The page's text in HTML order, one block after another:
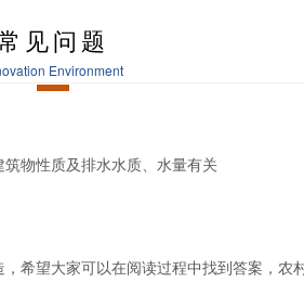
见问题
Environment
物性质及排水水质、水量有关
希望大家可以在阅读过程中找到答案，农